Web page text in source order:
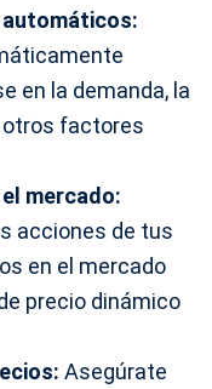
en la demanda, la
otros factores
mercado:
acciones de tus
en el mercado
precio dinámico
Asegúrate